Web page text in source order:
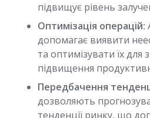
підвищує рівень
Оптимізація операцій:
допомагає виявити
та оптимізувати їх
підвищення
Передбачення
дозволяють
тенденції ринку, що